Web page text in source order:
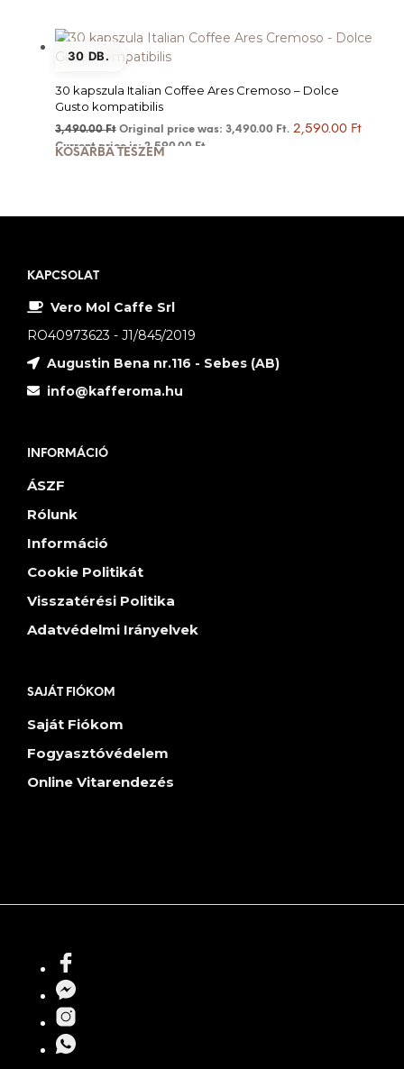
30 DB.
30 kapszula Italian Coffee Ares Cremoso – Dolce
Gusto kompatibilis
3,490.00Ft Original price was: 3,490.00 Ft. 2,590.00 Ft
Current price is: 2,590.00 Ft.
KOSÁRBA TESZEM
KAPCSOLAT
Vero Mol Caffe Srl
RO40973623 - J1/845/2019
Augustin Bena nr.116 - Sebes (AB)
info@kafferoma.hu
INFORMÁCIÓ
ÁSZF
Rólunk
Információ
Cookie Politikát
Visszatérési Politika
Adatvédelmi Irányelvek
SAJÁT FIÓKOM
Saját Fiókom
Fogyasztóvédelem
Online Vitarendezés